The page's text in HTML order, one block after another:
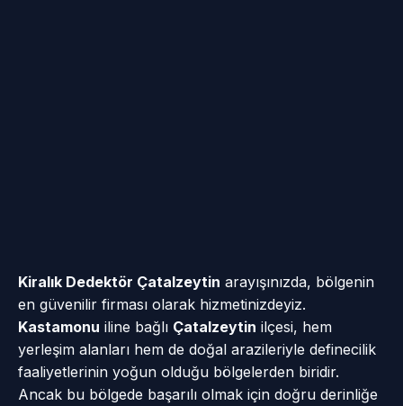
Kiralık Dedektör Çatalzeytin arayışınızda, bölgenin
en güvenilir firması olarak hizmetinizdeyiz.
Kastamonu iline bağlı Çatalzeytin ilçesi, hem
yerleşim alanları hem de doğal arazileriyle definecilik
faaliyetlerinin yoğun olduğu bölgelerden biridir.
Ancak bu bölgede başarılı olmak için doğru derinliğe